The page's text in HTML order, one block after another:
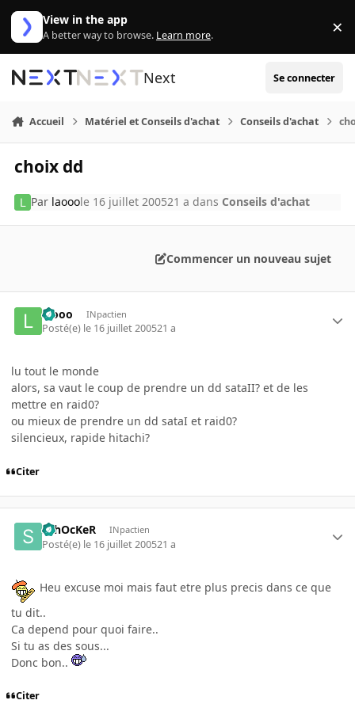
Aller au contenu
View in the app
A better way to browse. Learn more. ×
Next Se connecter
Accueil Matériel et Conseils d'achat Conseils d'achat
choix dd
Par laooole 16 juillet 200521 a dans Conseils d'achat
Commencer un nouveau sujet
laooo INpactien
Posté(e) le 16 juillet 200521 a
lu tout le monde
alors, sa vaut le coup de prendre un dd sataII? et de les
mettre en raid0?
ou mieux de prendre un dd sataI et raid0?
silencieux, rapide hitachi?
Citer
SchOcKeR INpactien
Posté(e) le 16 juillet 200521 a
Heu excuse moi mais faut etre plus precis dans ce que
tu dit..
Ca depend pour quoi faire..
Si tu as des sous...
Donc bon..
Citer